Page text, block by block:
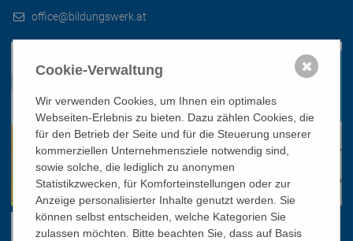
office@bildungswerk.at
Cookie-Verwaltung
Wir verwenden Cookies, um Ihnen ein optimales
Webseiten-Erlebnis zu bieten. Dazu zählen Cookies, die
für den Betrieb der Seite und für die Steuerung unserer
kommerziellen Unternehmensziele notwendig sind,
sowie solche, die lediglich zu anonymen
Statistikzwecken, für Komforteinstellungen oder zur
Anzeige personalisierter Inhalte genutzt werden. Sie
können selbst entscheiden, welche Kategorien Sie
zulassen möchten. Bitte beachten Sie, dass auf Basis
✖